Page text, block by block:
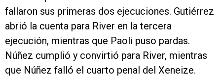
fallaron sus primeras dos ejecuciones. Gutiérrez
abrió la cuenta para River en la tercera
ejecución, mientras que Paoli puso pardas.
Núñez cumplió y convirtió para River, mientras
que Núñez falló el cuarto penal del Xeneize.